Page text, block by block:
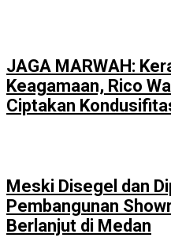
JAGA MARWAH:
Keagamaan, Rico
Ciptakan
Meski Disegel dan
Pembangunan
Berlanjut di Medan